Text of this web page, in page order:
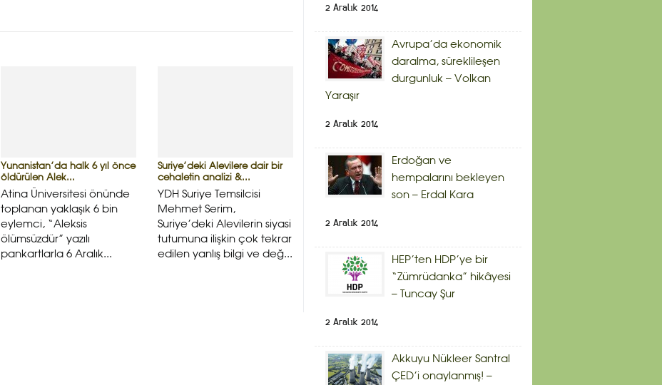
Yunanistan’da halk 6 yıl önce
öldürülen Alek...
Atina Üniversitesi önünde
toplanan yaklaşık 6 bin
eylemci, “Aleksis
ölümsüzdür” yazılı
pankartlarla 6 Aralık...
Suriye’deki Alevilere dair bir
cehaletin analizi &...
YDH Suriye Temsilcisi
Mehmet Serim,
Suriye’deki Alevilerin siyasi
tutumuna ilişkin çok tekrar
edilen yanlış bilgi ve değ...
2 Aralık 2014
Avrupa’da ekonomik
daralma, süreklileşen
durgunluk – Volkan
Yaraşır
2 Aralık 2014
Erdoğan ve
hempalarını bekleyen
son – Erdal Kara
2 Aralık 2014
HEP’ten HDP’ye bir
“Zümrüdanka” hikâyesi
– Tuncay Şur
2 Aralık 2014
Akkuyu Nükleer Santral
ÇED’i onaylanmış! –